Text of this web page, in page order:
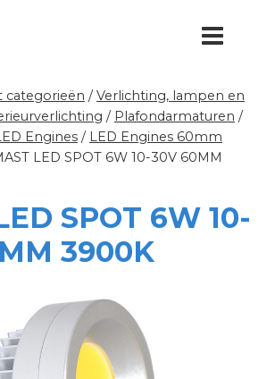
categorieën / Verlichting, lampen en
/ Plafondarmaturen /
Engines / LED Engines 60mm
LED SPOT 6W 10-30V 60MM
SPOT 6W 10-
3900K